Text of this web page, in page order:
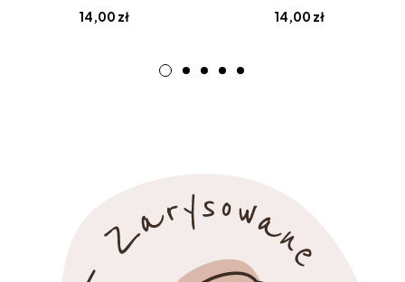
14,00 zł 14,00 zł